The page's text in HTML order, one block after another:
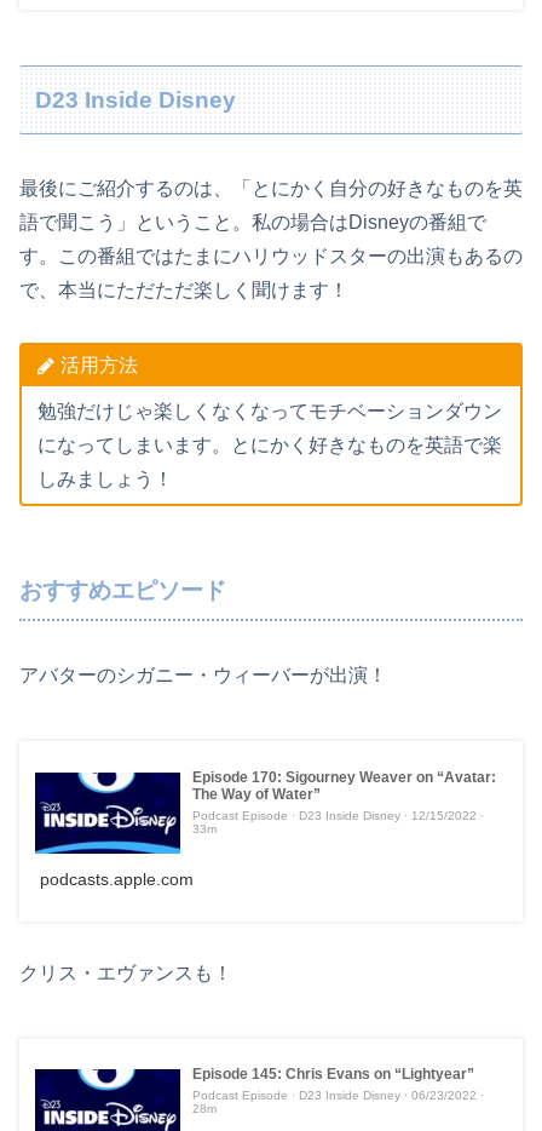
D23 Inside Disney
最後にご紹介するのは、「とにかく自分の好きなものを英
語で聞こう」ということ。私の場合はDisneyの番組で
す。この番組ではたまにハリウッドスターの出演もあるの
で、本当にただただ楽しく聞けます！
活用方法
勉強だけじゃ楽しくなくなってモチベーションダウン
になってしまいます。とにかく好きなものを英語で楽
しみましょう！
おすすめエピソード
アバターのシガニー・ウィーバーが出演！
Episode 170: Sigourney Weaver on “Avatar:
The Way of Water”
Podcast Episode · D23 Inside Disney · 12/15/2022 ·
33m
podcasts.apple.com
クリス・エヴァンスも！
Episode 145: Chris Evans on “Lightyear”
Podcast Episode · D23 Inside Disney · 06/23/2022 ·
28m